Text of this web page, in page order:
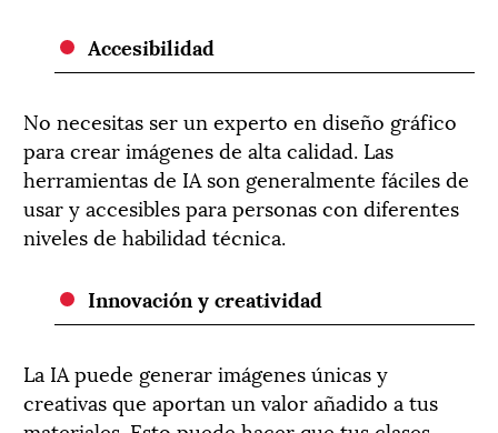
Accesibilidad
No necesitas ser un experto en diseño gráfico
para crear imágenes de alta calidad. Las
herramientas de IA son generalmente fáciles de
usar y accesibles para personas con diferentes
niveles de habilidad técnica.
Innovación y creatividad
La IA puede generar imágenes únicas y
creativas que aportan un valor añadido a tus